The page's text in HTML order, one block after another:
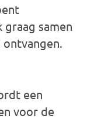
samen
ontvangen.
een
voor de